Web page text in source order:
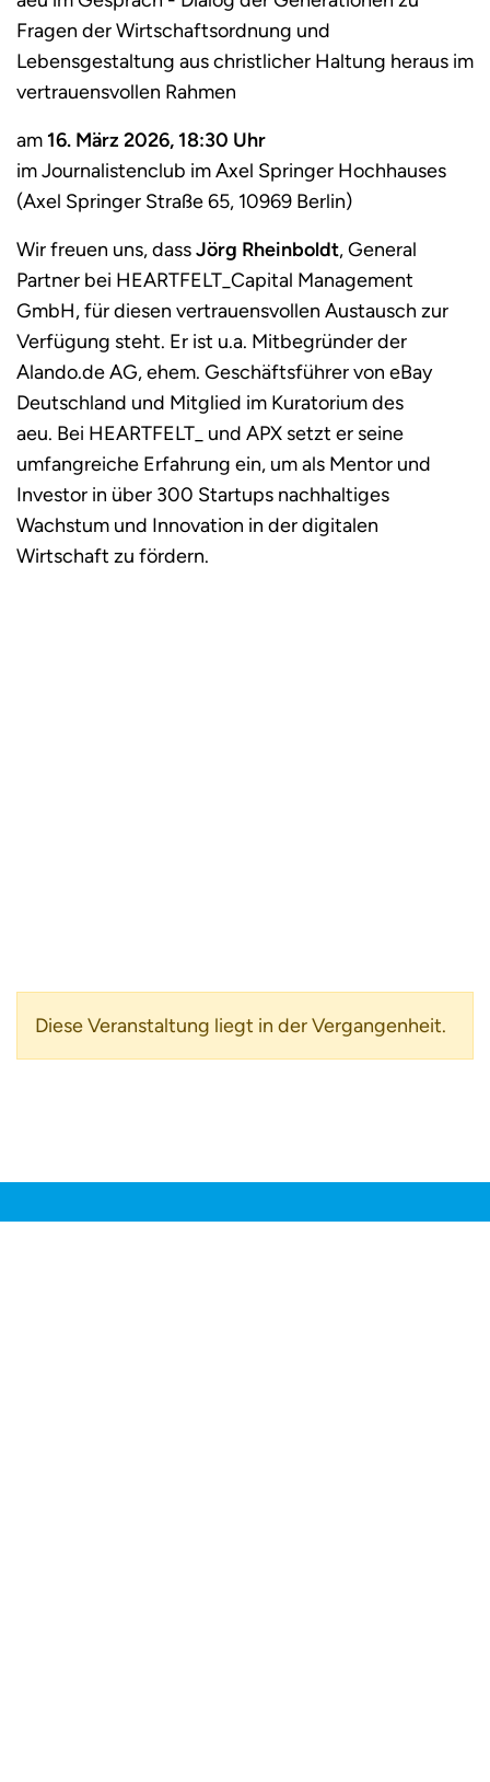
Fragen der Wirtschaftsordnung und
Lebensgestaltung aus christlicher Haltung heraus im
vertrauensvollen Rahmen
am 16. März 2026, 18:30 Uhr
im Journalistenclub im Axel Springer Hochhauses
(Axel Springer Straße 65, 10969 Berlin)
Wir freuen uns, dassJörg Rheinboldt, General
Partner bei HEARTFELT_Capital Management
GmbH, für diesen vertrauensvollen Austausch zur
Verfügung steht. Er ist u.a. Mitbegründer der
Alando.de AG, ehem. Geschäftsführer von eBay
Deutschland und Mitglied im Kuratorium des
aeu. Bei HEARTFELT_ und APX setzt er seine
umfangreiche Erfahrung ein, um als Mentor und
Investor in über 300 Startups nachhaltiges
Wachstum und Innovation in der digitalen
Wirtschaft zu fördern.
Diese Veranstaltung liegt in der Vergangenheit.